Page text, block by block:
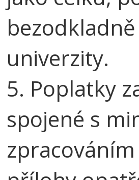
univerzity.
5. Poplatky
spojené s